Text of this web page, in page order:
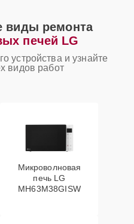
виды ремонта
печей LG
устройства и узнайте
видов работ
Микроволновая
печь LG
MH63M38GISW